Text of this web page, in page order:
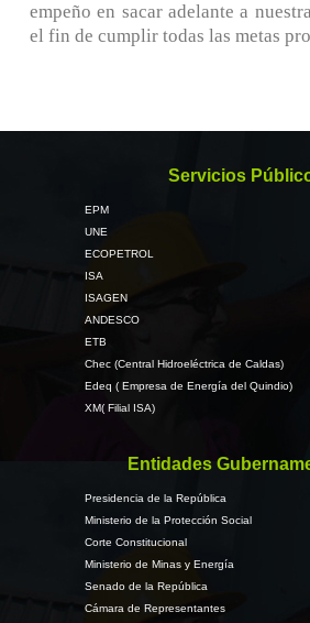
empeño en sacar adelante a
el fin de cumplir todas las metas
Servicios
EPM
UNE
ECOPETROL
ISA
ISAGEN
ANDESCO
ETB
Chec (Central Hidroeléctrica de Caldas)
Edeq ( Empresa de Energía del Quindio)
XM( Filial ISA)
Entidades
Presidencia de la República
Ministerio de la Protección Social
Corte Constitucional
Ministerio de Minas y Energía
Senado de la República
Cámara de Representantes